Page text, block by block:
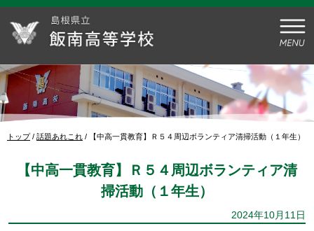
このページの本文へ
現
トップ/ 話題あれこれ / 【中高一貫教育】Ｒ５４周辺ボランティア清掃活動（１年生）
【中高一貫教育】Ｒ５４周辺ボランティア清
掃活動（１年生）
2024年10月11日